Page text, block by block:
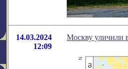
14.03.2024
12:09
Москву уличили